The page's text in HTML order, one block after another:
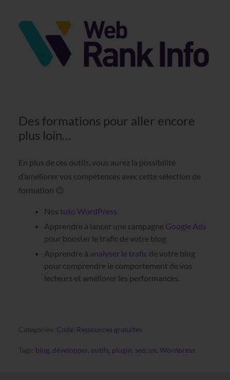
Des formations pour aller encore
plus loin…
En plus de ces outils, vous aurez la possibilité
d’améliorer vos compétences avec cette sélection de
formation 😉
Nos tuto WordPress
Apprendre à lancer une campagne Google Ads
pour booster le trafic de votre blog
Apprendre à analyser le traficde votre blog
pour comprendre le comportement de vos
lecteurs et améliorer les performances.
Categories: Code, Ressources gratuites
Tags: blog, développer, outils plugin seo ux Wordpress